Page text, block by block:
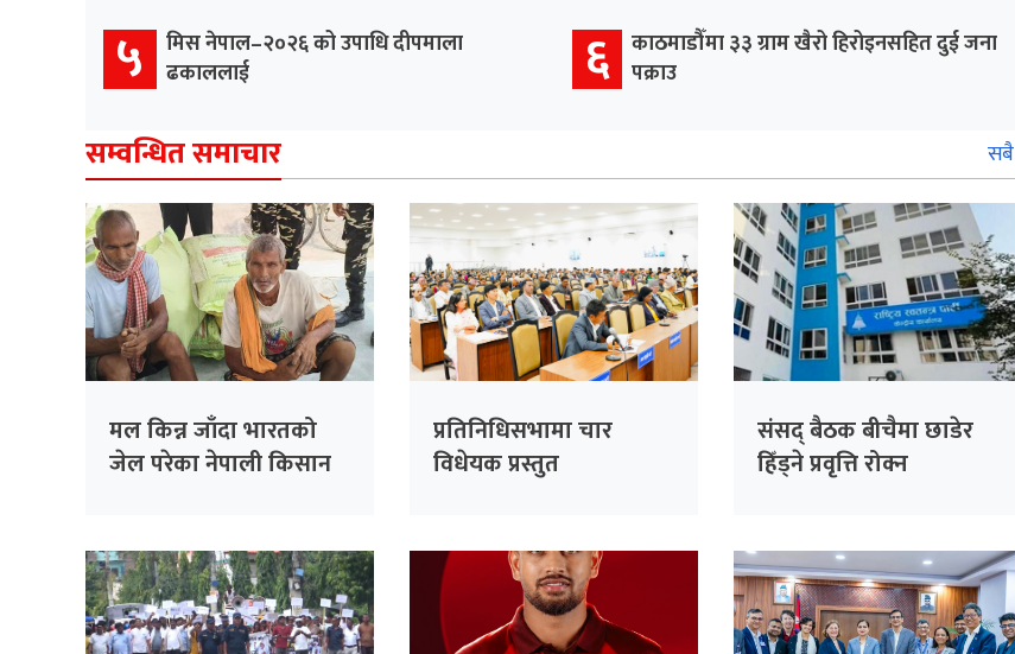
५
मिस नेपाल–२०२६ को उपाधि दीपमाला
ढकाललाई
६ काठमाडौँमा ३३ ग्राम खैरो हिरोइनसहित दुई जना
पक्राउ
सम्वन्धित समाचार सबै
मल किन्न जाँदा भारतको
जेल परेका नेपाली किसान
प्रतिनिधिसभामा चार
विधेयक प्रस्तुत
संसद् बैठक बीचैमा छाडेर
हिँड्ने प्रवृत्ति रोक्न
विश्लेषण गरिँदै